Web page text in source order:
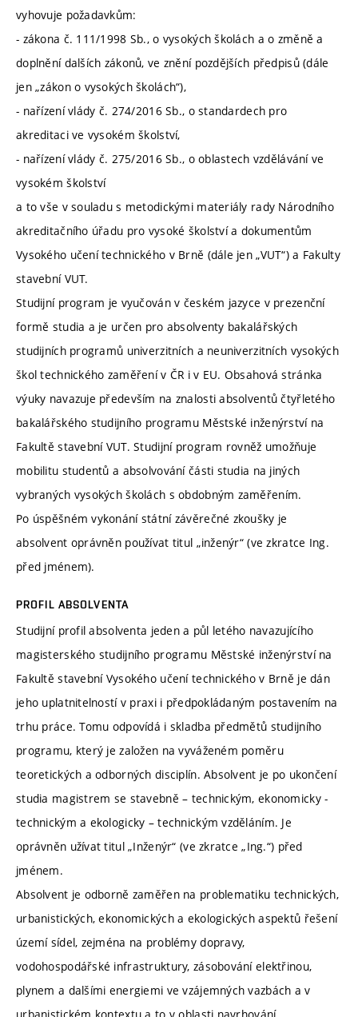
vyhovuje požadavkům:
- zákona č. 111/1998 Sb., o vysokých školách a o změně a
doplnění dalších zákonů, ve znění pozdějších předpisů (dále
jen „zákon o vysokých školách“),
- nařízení vlády č. 274/2016 Sb., o standardech pro
akreditaci ve vysokém školství,
- nařízení vlády č. 275/2016 Sb., o oblastech vzdělávání ve
vysokém školství
a to vše v souladu s metodickými materiály rady Národního
akreditačního úřadu pro vysoké školství a dokumentům
Vysokého učení technického v Brně (dále jen „VUT“) a Fakulty
stavební VUT.
Studijní program je vyučován v českém jazyce v prezenční
formě studia a je určen pro absolventy bakalářských
studijních programů univerzitních a neuniverzitních vysokých
škol technického zaměření v ČR i v EU. Obsahová stránka
výuky navazuje především na znalosti absolventů čtyřletého
bakalářského studijního programu Městské inženýrství na
Fakultě stavební VUT. Studijní program rovněž umožňuje
mobilitu studentů a absolvování části studia na jiných
vybraných vysokých školách s obdobným zaměřením.
Po úspěšném vykonání státní závěrečné zkoušky je
absolvent oprávněn používat titul „inženýr“ (ve zkratce Ing.
před jménem).
PROFIL ABSOLVENTA
Studijní profil absolventa jeden a půl letého navazujícího
magisterského studijního programu Městské inženýrství na
Fakultě stavební Vysokého učení technického v Brně je dán
jeho uplatnitelností v praxi i předpokládaným postavením na
trhu práce. Tomu odpovídá i skladba předmětů studijního
programu, který je založen na vyváženém poměru
teoretických a odborných disciplín. Absolvent je po ukončení
studia magistrem se stavebně – technickým, ekonomicky -
technickým a ekologicky – technickým vzděláním. Je
oprávněn užívat titul „Inženýr“ (ve zkratce „Ing.“) před
jménem.
Absolvent je odborně zaměřen na problematiku technických,
urbanistických, ekonomických a ekologických aspektů řešení
území sídel, zejména na problémy dopravy,
vodohospodářské infrastruktury, zásobování elektřinou,
plynem a dalšími energiemi ve vzájemných vazbách a v